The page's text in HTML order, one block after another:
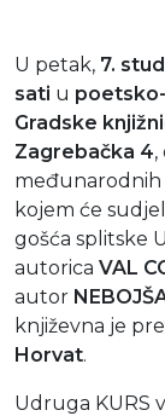
U petak, 7.
sati u
Gradske
Zagrebačka 4,
međunarodnih
kojem će
gošća splitske
autorica VAL
autor
književna je
Horvat.
Udruga KURS